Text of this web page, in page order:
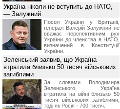
Україна ніколи не вступить до НАТО,
— Залужний
Посол України у Британії,
генерал Валерій Залужний не
вважає перспективним рух
України до членства в НАТО,
визначений в Конституції
України.
Зеленський заявив, що Україна
втратила близько 50 тисяч військових
загиблими
За словами Володимира
Зеленського, Україна
втратила на війні близько 50
тисяч військових загиблими,
тоді як Росія - 700 тисяч.